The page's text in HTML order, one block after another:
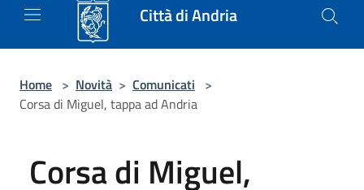
Città di Andria
Home > Novità > Comunicati >
Corsa di Miguel, tappa ad Andria
Corsa di Miguel,